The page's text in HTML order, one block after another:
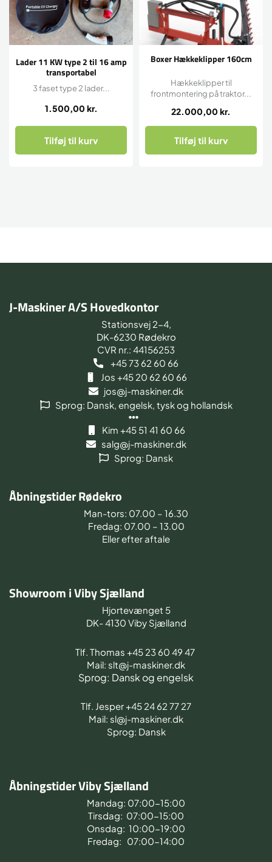
Lader 11 KW type 2 til 16 amp
transportabel
1.500,00 kr.
3 faset type 2 lader...
Tilføj til kurv
Boxer Hækkeklipper 160cm
22.000,00 kr.
Hækkeklipper til
frontmontering på traktor...
Tilføj til kurv
J-Maskiner A/S Hovedkontor
Stationsvej 2-4,
DK-6230 Rødekro
CVR nr.: 44156253
+45 73 62 60 66
Jos +45 20 62 60 66
jos@j-maskiner.dk
Sprog: Dansk, engelsk, tysk og hollandsk
Kim +45 51 41 60 66
salg@j-maskiner.dk
Sprog: Dansk
Åbningstider Rødekro
Man-tors: 07.00 – 16.30
Fredag: 07.00 – 13.00
Eller efter aftale
Showroom i Viby Sjælland
Hjortevænget 5
DK- 4130 Viby Sjælland
Tlf. Thomas +45 23 60 49 47
Mail: slt@j-maskiner.dk
Sprog: Dansk og engelsk
Tlf. Jesper +45 24 62 77 27
Mail: sl@j-maskiner.dk
Sprog: Dansk
Åbningstider Viby Sjælland
Mandag: 07:00-15:00
Tirsdag: 07:00-15:00
Onsdag: 10:00-19:00
Fredag: 07:00-14:00